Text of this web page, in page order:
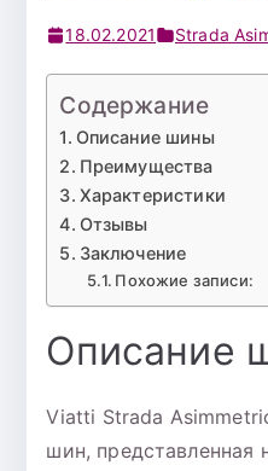
18.02.2021 Strada
Содержание
Описание шины
Преимущества
Характеристики
Отзывы
Заключение
Похожие записи:
Описание
Viatti Strada
шин, представленная